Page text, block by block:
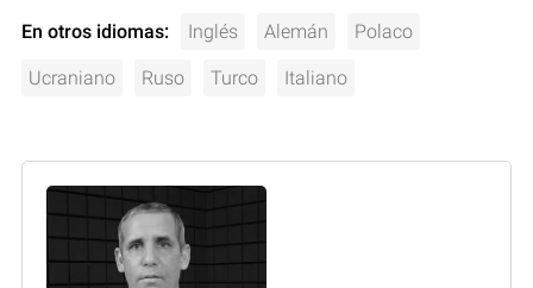
En otros idiomas: Inglés Alemán Polaco
Ucraniano Ruso Turco Italiano